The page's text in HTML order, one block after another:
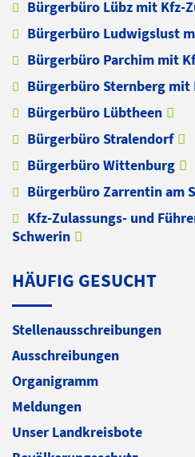
Bürgerbüro Lübz mit Kfz-
Bürgerbüro Ludwigslust
Bürgerbüro Parchim mit
Bürgerbüro Sternberg mit
Bürgerbüro Lübtheen
Bürgerbüro Stralendorf
Bürgerbüro Wittenburg
Bürgerbüro Zarrentin am
Kfz-Zulassungs- und
Schwerin
HÄUFIG GESUCHT
Stellenausschreibungen
Ausschreibungen
Organigramm
Meldungen
Unser Landkreisbote